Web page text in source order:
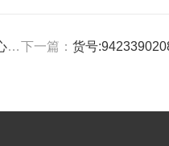
下一篇： 货号